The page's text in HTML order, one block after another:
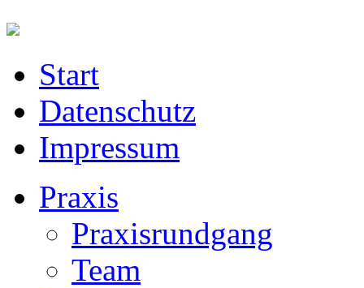
Start
Datenschutz
Impressum
Praxis
Praxisrundgang
Team